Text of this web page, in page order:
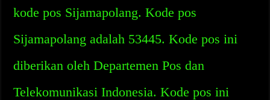
kode pos Sijamapolang. Kode pos
Sijamapolang adalah 53445. Kode pos ini
diberikan oleh Departemen Pos dan
Telekomunikasi Indonesia. Kode pos ini